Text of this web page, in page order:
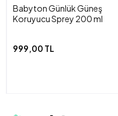
Babyton Günlük Güneş
Koruyucu Sprey 200 ml
999,00 TL